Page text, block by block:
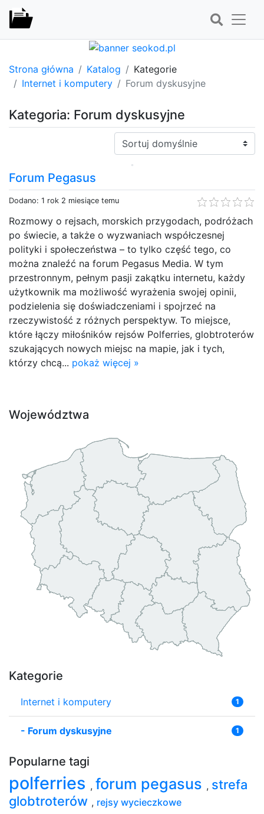
Strona główna Katalog
Kategorie
Internet i komputery
Forum dyskusyjne
Kategoria: Forum dyskusyjne
Sortuj:
Forum Pegasus
Dodano: 1 rok 2 miesiące temu
Rozmowy o rejsach, morskich przygodach, podróżach
po świecie, a także o wyzwaniach współczesnej
polityki i społeczeństwa – to tylko część tego, co
można znaleźć na forum Pegasus Media. W tym
przestronnym, pełnym pasji zakątku internetu, każdy
użytkownik ma możliwość wyrażenia swojej opinii,
podzielenia się doświadczeniami i spojrzeć na
rzeczywistość z różnych perspektyw. To miejsce,
które łączy miłośników rejsów Polferries, globtroterów
szukających nowych miejsc na mapie, jak i tych,
którzy chcą... pokaż więcej »
Województwa
Kategorie
Internet i komputery 1
- Forum dyskusyjne 1
Popularne tagi
polferries , forum pegasus , strefa
globtroterów , rejsy wycieczkowe